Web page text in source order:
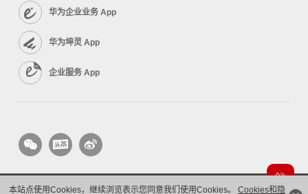
本站点使用Cookies，继续浏览表示您同意我们使用Cookies。 Cookies和隐
华为企业业务 App
华为坤灵 App
企业服务 App
版权所有 © 华为技术有限公司 1998-2026。 保留一切权利。粤A2-20044005号